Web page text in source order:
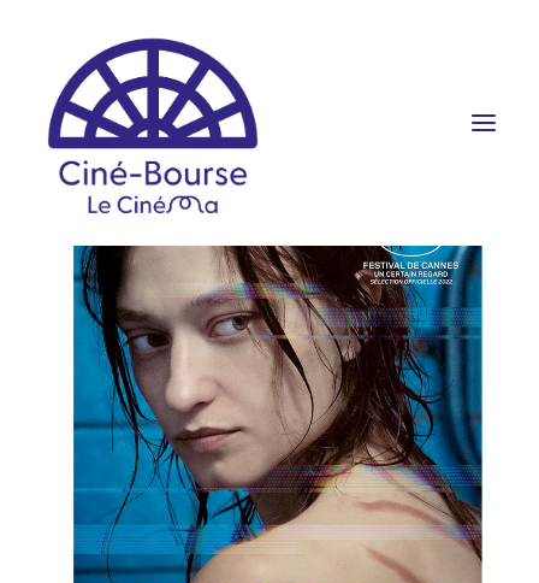
FILMS ET HORAIRES
ÉVÉNEMENTS
SCOLAIRES
PRATIQUE
RÉSERVATION
PROGRAMME